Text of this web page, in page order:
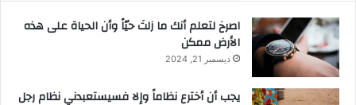
‫اصرخ لتعلم أنك ما زلتَ حيّاً وأن الحياة على هذه
الأرض ممكن
ديسمبر 21, 2024
يجب أن أخترع نظاماً وإلا فسيستعبدني نظام رجل